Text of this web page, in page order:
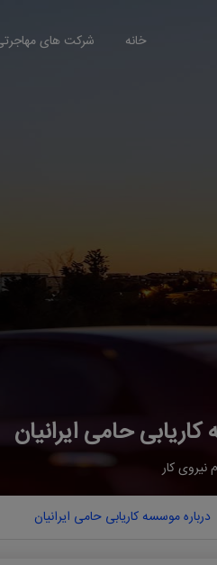
خانه شرکت های
ﺣﺎﻣﯽ اﯾﺮاﻧﯿﺎن
نيروی كار
درباره موسسه کاریابی ﺣﺎﻣﯽ اﯾﺮاﻧﯿﺎن